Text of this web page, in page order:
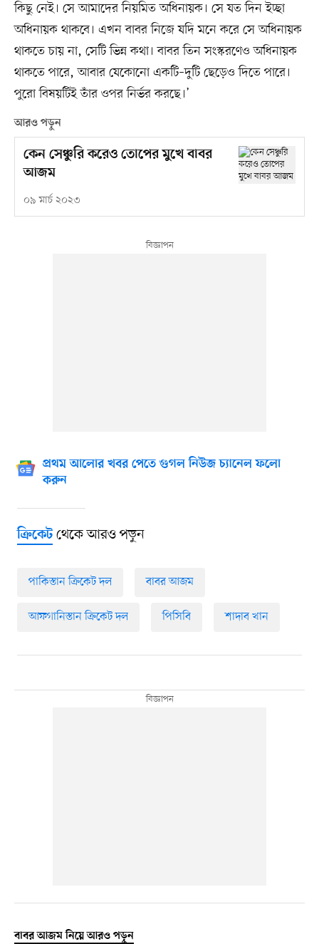
কিছু নেই। সে আমাদের নিয়মিত অধিনায়ক। সে যত দিন ইচ্ছা
অধিনায়ক থাকবে। এখন বাবর নিজে যদি মনে করে সে অধিনায়ক
থাকতে চায় না, সেটি ভিন্ন কথা। বাবর তিন সংস্করণেও অধিনায়ক
থাকতে পারে, আবার যেকোনো একটি–দুটি ছেড়েও দিতে পারে।
পুরো বিষয়টিই তাঁর ওপর নির্ভর করছে।’
আরও পড়ুন
কেন সেঞ্চুরি করেও তোপের মুখে বাবর
আজম
০৯ মার্চ ২০২৩
প্রথম আলোর খবর পেতে গুগল নিউজ চ্যানেল ফলো
করুন
ক্রিকেটথেকে আরও পড়ুন
পাকিস্তান ক্রিকেট দল বাবর আজম
আফগানিস্তান ক্রিকেট দল পিসিবি শাদাব খান
বাবর আজম নিয়ে আরও পড়ুন